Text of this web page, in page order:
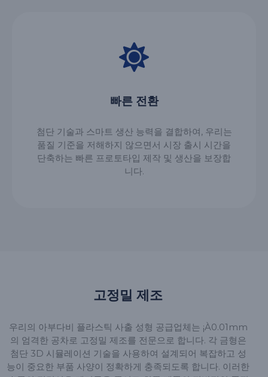
빠른 전환
첨단 기술과 스마트 생산 능력을 결합하여, 우리는
품질 기준을 저해하지 않으면서 시장 출시 시간을
단축하는 빠른 프로토타입 제작 및 생산을 보장합
니다.
고정밀 제조
우리의 아부다비 플라스틱 사출 성형 공급업체는 ¡À0.01mm
의 엄격한 공차로 고정밀 제조를 전문으로 합니다. 각 금형은
첨단 3D 시뮬레이션 기술을 사용하여 설계되어 복잡하고 성
능이 중요한 부품 사양이 정확하게 충족되도록 합니다. 이러한